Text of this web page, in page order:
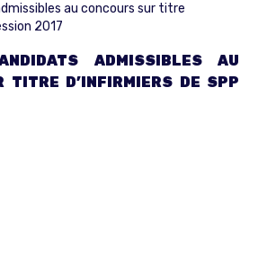
au concours sur titre
2017
ADMISSIBLES AU
TITRE D’INFIRMIERS DE SPP